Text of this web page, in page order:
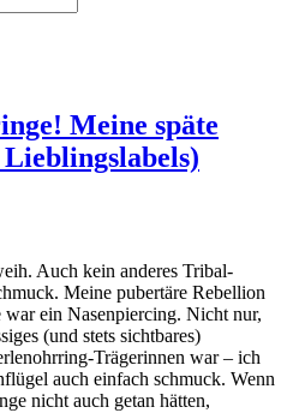
Meine späte
Auch kein anderes Tribal-
Meine pubertäre Rebellion
ein Nasenpiercing. Nicht nur,
(und stets sichtbares)
Trägerinnen war – ich
auch einfach schmuck. Wenn
nicht auch getan hätten,